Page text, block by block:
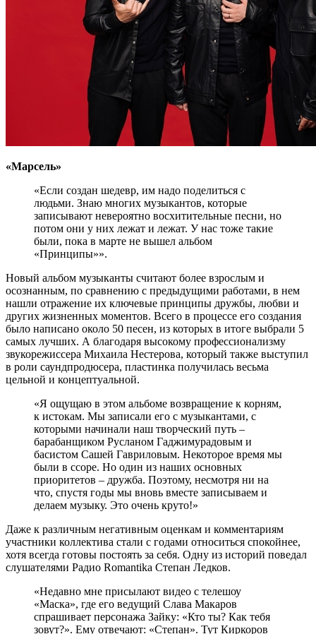
«Марсель»
«Если создан шедевр, им надо поделиться с
людьми. Знаю многих музыкантов, которые
записывают невероятно восхитительные песни, но
потом они у них лежат и лежат. У нас тоже такие
были, пока в марте не вышел альбом
«Принципы»».
Новый альбом музыканты считают более взрослым и
осознанным, по сравнению с предыдущими работами, в нем
нашли отражение их ключевые принципы дружбы, любви и
других жизненных моментов. Всего в процессе его создания
было написано около 50 песен, из которых в итоге выбрали 5
самых лучших. А благодаря высокому профессионализму
звукорежиссера Михаила Нестерова, который также выступил
в роли саундпродюсера, пластинка получилась весьма
цельной и концептуальной.
«Я ощущаю в этом альбоме возвращение к корням,
к истокам. Мы записали его с музыкантами, с
которыми начинали наш творческий путь –
барабанщиком Русланом Гаджимурадовым и
басистом Сашей Гавриловым. Некоторое время мы
были в ссоре. Но один из наших основных
приоритетов – дружба. Поэтому, несмотря ни на
что, спустя годы мы вновь вместе записываем и
делаем музыку. Это очень круто!»
Даже к различным негативным оценкам и комментариям
участники коллектива стали с годами относиться спокойнее,
хотя всегда готовы постоять за себя. Одну из историй поведал
слушателями Радио Romantika Степан Ледков.
«Недавно мне присылают видео с телешоу
«Маска», где его ведущий Слава Макаров
спрашивает персонажа Зайку: «Кто ты? Как тебя
зовут?». Ему отвечают: «Степан». Тут Киркоров